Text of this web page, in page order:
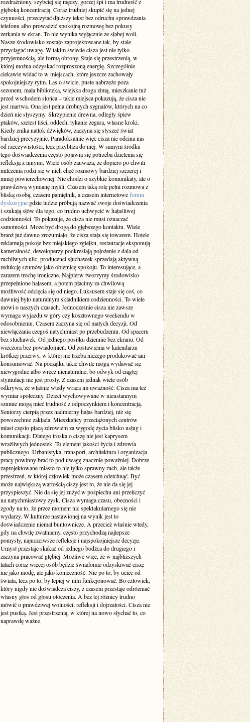
głęboką koncentracją. Coraz trudniej skupić się na jednej
czynności, przeczytać dłuższy tekst bez odruchu sprawdzania
telefonu albo prowadzić spokojną rozmowę bez pokusy
zerkania w ekran. To nie wynika wyłącznie ze słabej woli.
Nasze środowisko zostało zaprojektowane tak, by stale
przyciągać uwagę. W takim świecie cisza jest nie tylko
przyjemnością, ale formą obrony. Staje się przestrzenią, w
której można odzyskać rozproszoną energię. Szczególnie
ciekawie widać to w miejscach, które jeszcze zachowały
spokojniejszy rytm. Las o świcie, puste nabrzeże poza
sezonem, mała biblioteka, wiejska droga zimą, mieszkanie tuż
przed wschodem słońca – takie miejsca pokazują, że cisza nie
jest martwa. Ona jest pełna drobnych sygnałów, których na co
dzień nie słyszymy. Skrzypienie drewna, odległy śpiew
ptaków, szelest liści, oddech, tykanie zegara, własne kroki.
Kiedy znika natłok dźwięków, zaczyna się słyszeć świat
bardziej precyzyjnie. Paradoksalnie więc cisza nie odcina nas
od rzeczywistości, lecz przybliża do niej. W samym środku
tego doświadczenia często pojawia się potrzeba dzielenia się
refleksją z innymi. Wiele osób zauważa, że dopiero po chwili
milczenia rodzi się w nich chęć rozmowy bardziej szczerej i
mniej powierzchownej. Nie chodzi o szybkie komunikaty, ale o
prawdziwą wymianę myśli. Czasem taką rolę pełni rozmowa z
bliską osobą, czasem pamiętnik, a czasem internetoweforum
dyskusyjne gdzie ludzie próbują nazwać swoje doświadczenia
i szukają słów dla tego, co trudno uchwycić w hałaśliwej
codzienności. To pokazuje, że cisza nie musi oznaczać
samotności. Może być drogą do głębszego kontaktu. Wiele
branż już dawno zrozumiało, że cisza stała się towarem. Hotele
reklamują pokoje bez miejskiego zgiełku, restauracje eksponują
kameralność, deweloperzy podkreślają położenie z dala od
ruchliwych ulic, producenci słuchawek sprzedają aktywną
redukcję szumów jako obietnicę spokoju. To interesujące, a
zarazem trochę ironiczne. Najpierw tworzymy środowisko
przepełnione hałasem, a potem płacimy za chwilową
możliwość odcięcia się od niego. Luksusem staje się coś, co
dawniej było naturalnym składnikiem codzienności. To wiele
mówi o naszych czasach. Jednocześnie cisza nie zawsze
wymaga wyjazdu w góry czy kosztownego weekendu w
odosobnieniu. Czasem zaczyna się od małych decyzji. Od
niewłączania czegoś natychmiast po przebudzeniu. Od spaceru
bez słuchawek. Od jednego posiłku dziennie bez ekranu. Od
wieczora bez powiadomień. Od zostawienia w kalendarzu
krótkiej przerwy, w której nie trzeba niczego produkować ani
konsumować. Na początku takie chwile mogą wydawać się
niewygodne albo wręcz nienaturalne, bo odwyk od ciągłej
stymulacji nie jest prosty. Z czasem jednak wiele osób
odkrywa, że właśnie wtedy wraca im uważność. Cisza ma też
wymiar społeczny. Dzieci wychowywane w nieustannym
szumie mogą mieć trudność z odpoczynkiem i koncentracją.
Seniorzy cierpią przez nadmierny hałas bardziej, niż się
powszechnie zakłada. Mieszkańcy przeciążonych centrów
miast często płacą zdrowiem za wygodę życia blisko usług i
komunikacji. Dlatego troska o ciszę nie jest kaprysem
wrażliwych jednostek. To element jakości życia i zdrowia
publicznego. Urbanistyka, transport, architektura i organizacja
pracy powinny brać to pod uwagę znacznie poważniej. Dobrze
zaprojektowane miasto to nie tylko sprawny ruch, ale także
przestrzeń, w której człowiek może czasem odetchnąć. Być
może największą wartością ciszy jest to, że nie da się jej
przyspieszyć. Nie da się jej zużyć w pośpiechu ani przeliczyć
na natychmiastowy zysk. Cisza wymaga czasu, obecności i
zgody na to, że przez moment nic spektakularnego się nie
wydarzy. W kulturze nastawionej na wynik jest to
doświadczenie niemal buntownicze. A przecież właśnie wtedy,
gdy na chwilę zwalniamy, często przychodzą najlepsze
pomysły, najuczciwsze refleksje i najspokojniejsze decyzje.
Umysł przestaje skakać od jednego bodźca do drugiego i
zaczyna pracować głębiej. Możliwe więc, że w najbliższych
latach coraz więcej osób będzie świadomie odzyskiwać ciszę
nie jako modę, ale jako konieczność. Nie po to, by uciec od
świata, lecz po to, by lepiej w nim funkcjonować. Bo człowiek,
który nigdy nie doświadcza ciszy, z czasem przestaje odróżniać
własny głos od głosu otoczenia. A bez tej różnicy trudno
mówić o prawdziwej wolności, refleksji i dojrzałości. Cisza nie
jest pustką. Jest przestrzenią, w której na nowo słychać to, co
naprawdę ważne.